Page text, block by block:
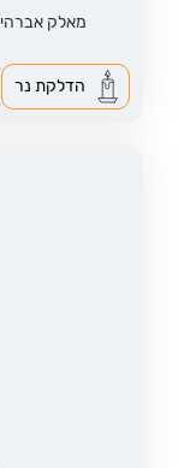
מאלק
הדלקת נר